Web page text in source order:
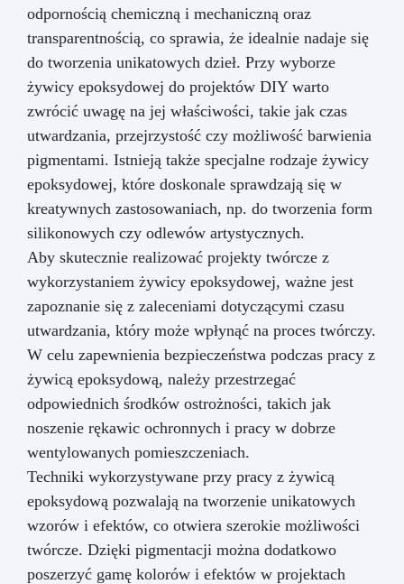
odpornością chemiczną i mechaniczną oraz
transparentnością, co sprawia, że idealnie nadaje się
do tworzenia unikatowych dzieł. Przy wyborze
żywicy epoksydowej do projektów DIY warto
zwrócić uwagę na jej właściwości, takie jak czas
utwardzania, przejrzystość czy możliwość barwienia
pigmentami. Istnieją także specjalne rodzaje żywicy
epoksydowej, które doskonale sprawdzają się w
kreatywnych zastosowaniach, np. do tworzenia form
silikonowych czy odlewów artystycznych.
Aby skutecznie realizować projekty twórcze z
wykorzystaniem żywicy epoksydowej, ważne jest
zapoznanie się z zaleceniami dotyczącymi czasu
utwardzania, który może wpłynąć na proces twórczy.
W celu zapewnienia bezpieczeństwa podczas pracy z
żywicą epoksydową, należy przestrzegać
odpowiednich środków ostrożności, takich jak
noszenie rękawic ochronnych i pracy w dobrze
wentylowanych pomieszczeniach.
Techniki wykorzystywane przy pracy z żywicą
epoksydową pozwalają na tworzenie unikatowych
wzorów i efektów, co otwiera szerokie możliwości
twórcze. Dzięki pigmentacji można dodatkowo
poszerzyć gamę kolorów i efektów w projektach